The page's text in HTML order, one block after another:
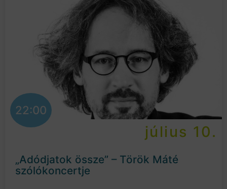
22:00
július 10.
„Adódjatok össze” – Török Máté
szólókoncertje